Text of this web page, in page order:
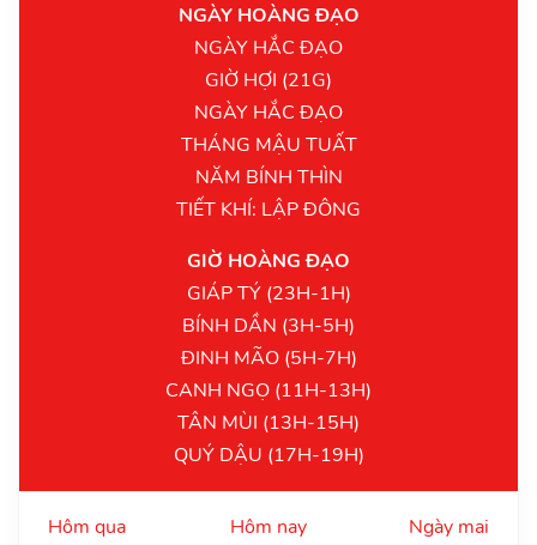
NGÀY HOÀNG ĐẠO
NGÀY HẮC ĐẠO
GIỜ HỢI (21G)
NGÀY HẮC ĐẠO
THÁNG MẬU TUẤT
NĂM BÍNH THÌN
TIẾT KHÍ: LẬP ĐÔNG
GIỜ HOÀNG ĐẠO
GIÁP TÝ (23H-1H)
BÍNH DẦN (3H-5H)
ĐINH MÃO (5H-7H)
CANH NGỌ (11H-13H)
TÂN MÙI (13H-15H)
QUÝ DẬU (17H-19H)
Hôm qua Hôm nay Ngày mai